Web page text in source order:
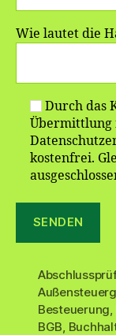
Wie lautet die
Durch das
Übermittlung
kostenfrei.
Besteuerung
BGB